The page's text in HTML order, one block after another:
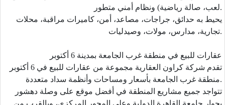
لعب، صالة رياضية) ونظام أمني متطور.
يحيط به حدائق، جراجات، مصاعد، أمن، كاميرات مراقبة، محلات
تجارية، مدارس، مولات، وصيدليات.
عقارات للبيع في منطقة غرب الجامعة بمدينة 6 أكتوبر
تقدم شركة كراون العقارية مجموعة من عقارات للبيع في 6 أكتوبر
منطقة غرب الجامعة بأسعار ومساحات وأنظمة سداد متعددة.
تتواجد جميع مشاريع المنطقة في أفضل موقع على وصلة دهشور
بجوار جامعة القاهرة الدولية وعلى المحور المركزي، وبالقرب من